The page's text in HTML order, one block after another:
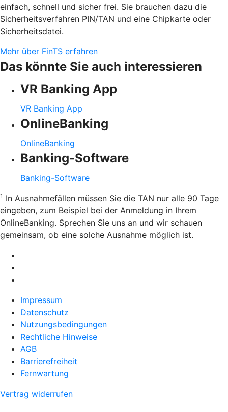
einfach, schnell und sicher frei. Sie brauchen dazu die
Sicherheitsverfahren PIN/TAN und eine Chipkarte oder
Sicherheitsdatei.
Mehr über FinTS erfahren
Das könnte Sie auch interessieren
VR Banking App
VR Banking App
OnlineBanking
OnlineBanking
Banking-Software
Banking-Software
1 In Ausnahmefällen müssen Sie die TAN nur alle 90 Tage
eingeben, zum Beispiel bei der Anmeldung in Ihrem
OnlineBanking. Sprechen Sie uns an und wir schauen
gemeinsam, ob eine solche Ausnahme möglich ist.
Impressum
Datenschutz
Nutzungsbedingungen
Rechtliche Hinweise
AGB
Barrierefreiheit
Fernwartung
Vertrag widerrufen